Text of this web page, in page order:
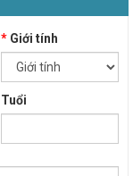
*Giới tính
Tuổi